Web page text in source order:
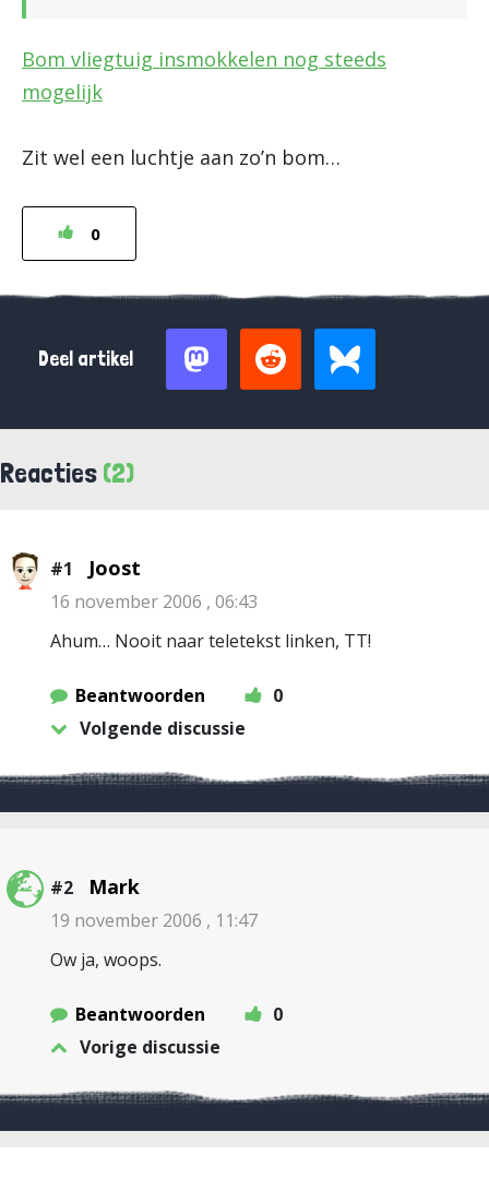
Bom vliegtuig insmokkelen nog steeds
mogelijk
Zit wel een luchtje aan zo’n bom…
0
Deel artikel
Reacties (2)
#1 Joost
16 november 2006 , 06:43
Ahum… Nooit naar teletekst linken, TT!
Beantwoorden
0
Volgende discussie
#2 Mark
19 november 2006 , 11:47
Ow ja, woops.
Beantwoorden
0
Vorige discussie